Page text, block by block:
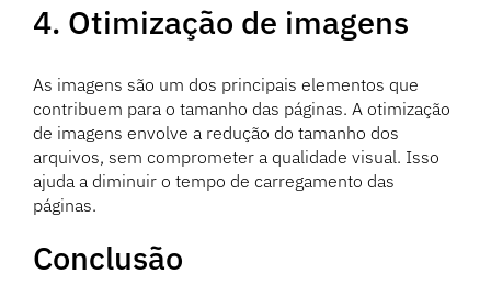
4. Otimização de imagens
As imagens são um dos principais elementos que
contribuem para o tamanho das páginas. A otimização
de imagens envolve a redução do tamanho dos
arquivos, sem comprometer a qualidade visual. Isso
ajuda a diminuir o tempo de carregamento das
páginas.
Conclusão